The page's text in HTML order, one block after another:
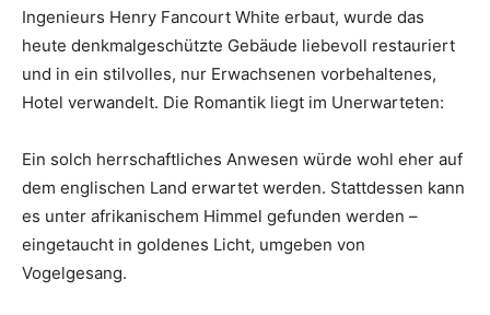
Ingenieurs Henry Fancourt White erbaut, wurde das
heute denkmalgeschützte Gebäude liebevoll restauriert
und in ein stilvolles, nur Erwachsenen vorbehaltenes,
Hotel verwandelt. Die Romantik liegt im Unerwarteten:
Ein solch herrschaftliches Anwesen würde wohl eher auf
dem englischen Land erwartet werden. Stattdessen kann
es unter afrikanischem Himmel gefunden werden –
eingetaucht in goldenes Licht, umgeben von
Vogelgesang.